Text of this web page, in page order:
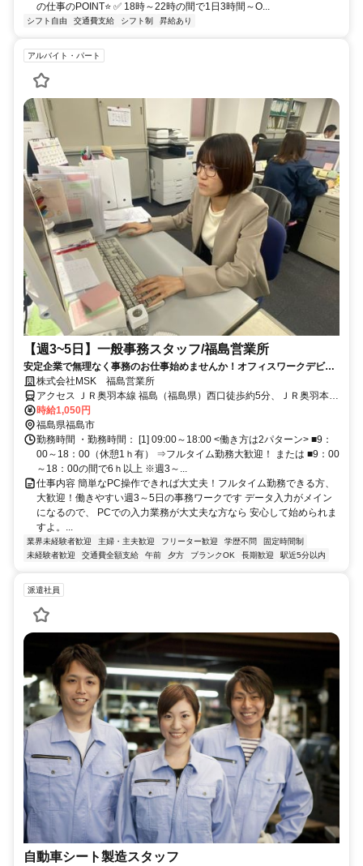
の仕事のPOINT⭐ ✅ 18時～22時の間で1日3時間～O...
シフト自由 交通費支給 シフト制 昇給あり
アルバイト・パート
【週3~5日】一般事務スタッフ/福島営業所
安定企業で無理なく事務のお仕事始めませんか！オフィスワークデビュ
ーも大歓迎！＜主婦活躍中＞
株式会社MSK 福島営業所
アクセス ＪＲ奥羽本線 福島（福島県）西口徒歩約5分、ＪＲ奥羽本線
福島（福島県）西口徒歩約5分、ＪＲ奥羽本線 福島（福島県）西口徒
歩約5分 福島駅より徒歩5分
時給1,050円
福島県福島市
勤務時間 ・勤務時間： [1] 09:00～18:00 <働き方は2パターン> ■9：
00～18：00（休憩1ｈ有） ⇒フルタイム勤務大歓迎！ または ■9：00
～18：00の間で6ｈ以上 ※週3～...
仕事内容 簡単なPC操作できれば大丈夫！フルタイム勤務できる方、
大歓迎！働きやすい週3～5日の事務ワークです データ入力がメイン
になるので、 PCでの入力業務が大丈夫な方なら 安心して始められま
すよ。...
業界未経験者歓迎 主婦・主夫歓迎 フリーター歓迎 学歴不問
固定時間制
未経験者歓迎
交通費全額支給 午前 夕方 ブランクOK 長期歓迎 駅近5分以内
派遣社員
自動車シート製造スタッフ